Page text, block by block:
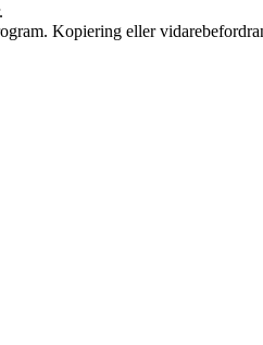
Kopiering eller